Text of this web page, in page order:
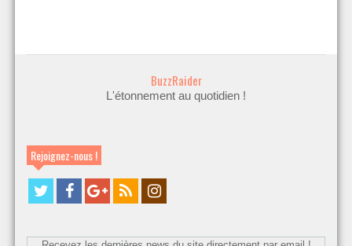
BuzzRaider
L'étonnement au quotidien !
Rejoignez-nous !